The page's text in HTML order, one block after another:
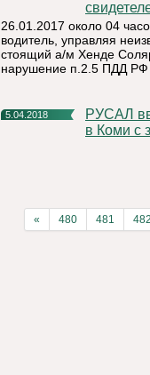
26.01.2017 около 04
водитель, управляя
стоящий а/м Хенде
нарушение п.2.5 ПДД РФ
5.04.2018
РУСАЛ ввел в эксплуатацию новое месторождение бокситов
в Коми с
« 480 481